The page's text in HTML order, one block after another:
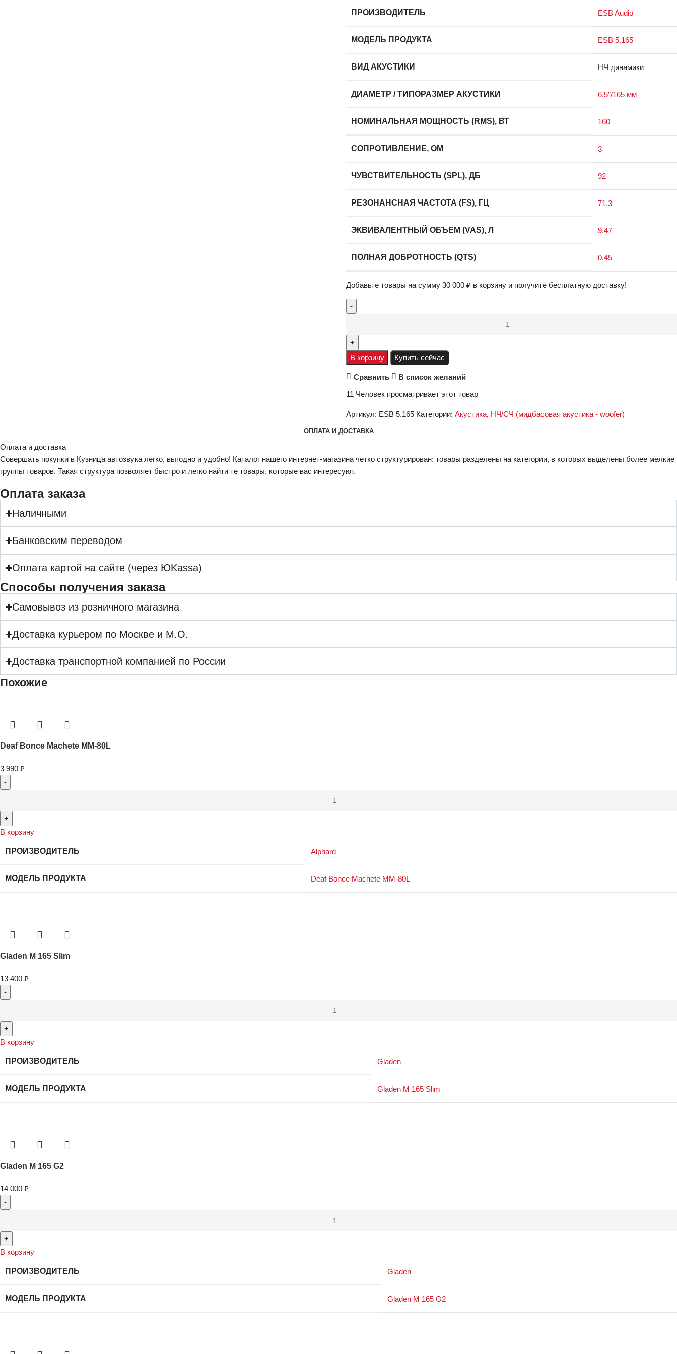
ПРОИЗВОДИТЕЛЬ ESB Audio
МОДЕЛЬ ПРОДУКТА ESB 5.165
ВИД АКУСТИКИ НЧ динамики
ДИАМЕТР / ТИПОРАЗМЕР АКУСТИКИ 6.5″/165 мм
НОМИНАЛЬНАЯ МОЩНОСТЬ (RMS), ВТ 160
СОПРОТИВЛЕНИЕ, ОМ 3
ЧУВСТВИТЕЛЬНОСТЬ (SPL), ДБ 92
РЕЗОНАНСНАЯ ЧАСТОТА (FS), ГЦ 71.3
ЭКВИВАЛЕНТНЫЙ ОБЪЕМ (VAS), Л 9.47
ПОЛНАЯ ДОБРОТНОСТЬ (QTS) 0.45
Добавьте товары на сумму 30 000 ₽ в корзину и получите бесплатную доставку!
В корзину Купить сейчас
Сравнить В список желаний
11 Человек просматривает этот товар
Артикул: ESB 5.165 Категории: Акустика, НЧ/СЧ (мидбасовая акустика - woofer)
ОПЛАТА И ДОСТАВКА
Оплата и доставка
Совершать покупки в Кузница автозвука легко, выгодно и удобно! Каталог нашего интернет-магазина четко структурирован: товары разделены на категории, в которых выделены более мелкие
группы товаров. Такая структура позволяет быстро и легко найти те товары, которые вас интересуют.
Оплата заказа
Наличными
Банковским переводом
Оплата картой на сайте (через ЮKassa)
Cпособы получения заказа
Самовывоз из розничного магазина
Доставка курьером по Москве и М.О.
Доставка транспортной компанией по России
Похожие
Deaf Bonce Machete MM-80L
3 990 ₽
В корзину
ПРОИЗВОДИТЕЛЬ Alphard
МОДЕЛЬ ПРОДУКТА Deaf Bonce Machete MM-80L
Gladen M 165 Slim
13 400 ₽
В корзину
ПРОИЗВОДИТЕЛЬ Gladen
МОДЕЛЬ ПРОДУКТА Gladen M 165 Slim
Gladen M 165 G2
14 000 ₽
В корзину
ПРОИЗВОДИТЕЛЬ Gladen
МОДЕЛЬ ПРОДУКТА Gladen M 165 G2